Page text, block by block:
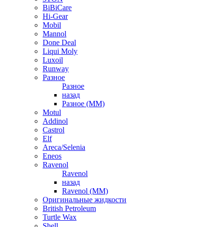
BiBiCare
Hi-Gear
Mobil
Mannol
Done Deal
Liqui Moly
Luxoil
Runway
Разное
Разное
назад
Разное (ММ)
Motul
Addinol
Castrol
Elf
Areca/Selenia
Eneos
Ravenol
Ravenol
назад
Ravenol (ММ)
Оригинальные жидкости
British Petroleum
Turtle Wax